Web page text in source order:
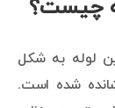
چیست؟
لوله به شکل
شده است.